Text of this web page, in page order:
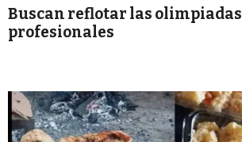
Buscan reflotar las olimpiadas
profesionales